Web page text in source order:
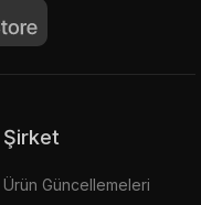
Şirket
Ürün Güncellemeleri